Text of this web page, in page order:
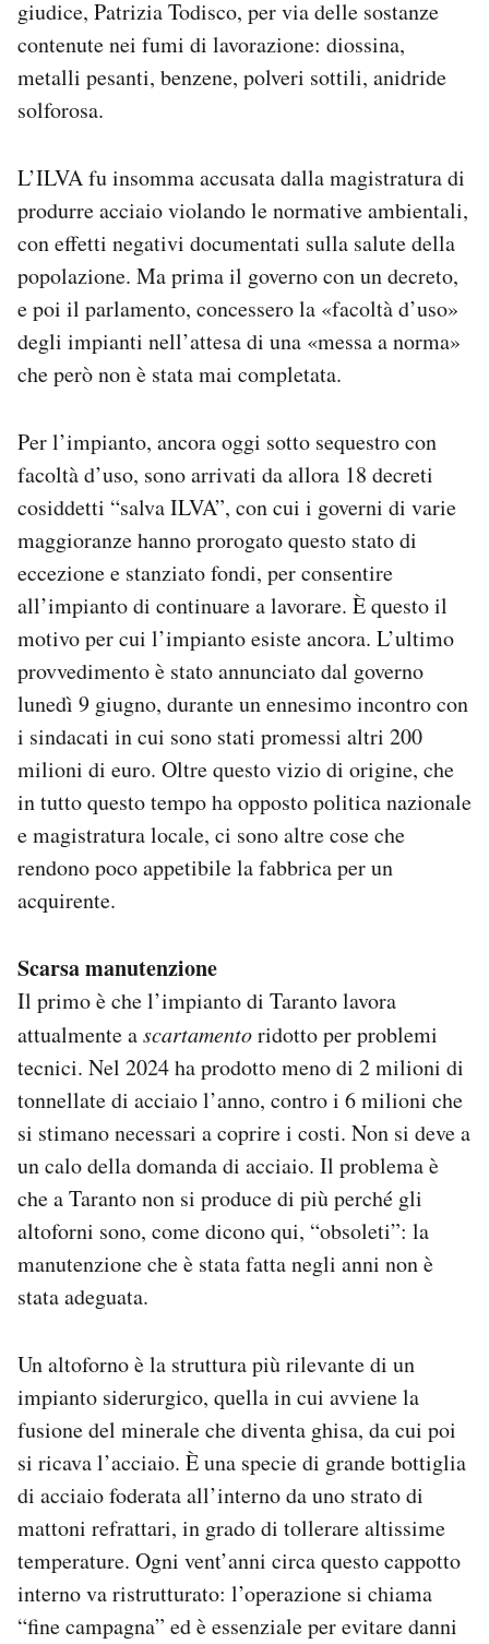
giudice, Patrizia Todisco, per via delle sostanze
contenute nei fumi di lavorazione: diossina,
metalli pesanti, benzene, polveri sottili, anidride
solforosa.
L’ILVA fu insomma accusata dalla magistratura di
produrre acciaio violando le normative ambientali,
con effetti negativi documentati sulla salute della
popolazione. Ma prima il governo con un decreto,
e poi il parlamento, concessero la «facoltà d’uso»
degli impianti nell’attesa di una «messa a norma»
che però non è stata mai completata.
Per l’impianto, ancora oggi sotto sequestro con
facoltà d’uso, sono arrivati da allora 18 decreti
cosiddetti “salva ILVA”, con cui i governi di varie
maggioranze hanno prorogato questo stato di
eccezione e stanziato fondi, per consentire
all’impianto di continuare a lavorare. È questo il
motivo per cui l’impianto esiste ancora. L’ultimo
provvedimento è stato annunciato dal governo
lunedì 9 giugno, durante un ennesimo incontro con
i sindacati in cui sono stati promessi altri 200
milioni di euro. Oltre questo vizio di origine, che
in tutto questo tempo ha opposto politica nazionale
e magistratura locale, ci sono altre cose che
rendono poco appetibile la fabbrica per un
acquirente.
Scarsa manutenzione
Il primo è che l’impianto di Taranto lavora
attualmente ascartamentoridotto per problemi
tecnici. Nel 2024 ha prodotto meno di 2 milioni di
tonnellate di acciaio l’anno, contro i 6 milioni che
si stimano necessari a coprire i costi. Non si deve a
un calo della domanda di acciaio. Il problema è
che a Taranto non si produce di più perché gli
altoforni sono, come dicono qui, “obsoleti”: la
manutenzione che è stata fatta negli anni non è
stata adeguata.
Un altoforno è la struttura più rilevante di un
impianto siderurgico, quella in cui avviene la
fusione del minerale che diventa ghisa, da cui poi
si ricava l’acciaio. È una specie di grande bottiglia
di acciaio foderata all’interno da uno strato di
mattoni refrattari, in grado di tollerare altissime
temperature. Ogni vent’anni circa questo cappotto
interno va ristrutturato: l’operazione si chiama
“fine campagna” ed è essenziale per evitare danni